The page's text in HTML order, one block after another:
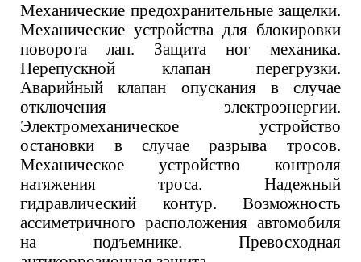
Механические предохранительные защелки.
Механические устройства для блокировки
поворота лап. Защита ног механика.
Перепускной клапан перегрузки.
Аварийный клапан опускания в случае
отключения электроэнергии.
Электромеханическое устройство
остановки в случае разрыва тросов.
Механическое устройство контроля
натяжения троса. Надежный
гидравлический контур. Возможность
ассиметричного расположения автомобиля
на подъемнике. Превосходная